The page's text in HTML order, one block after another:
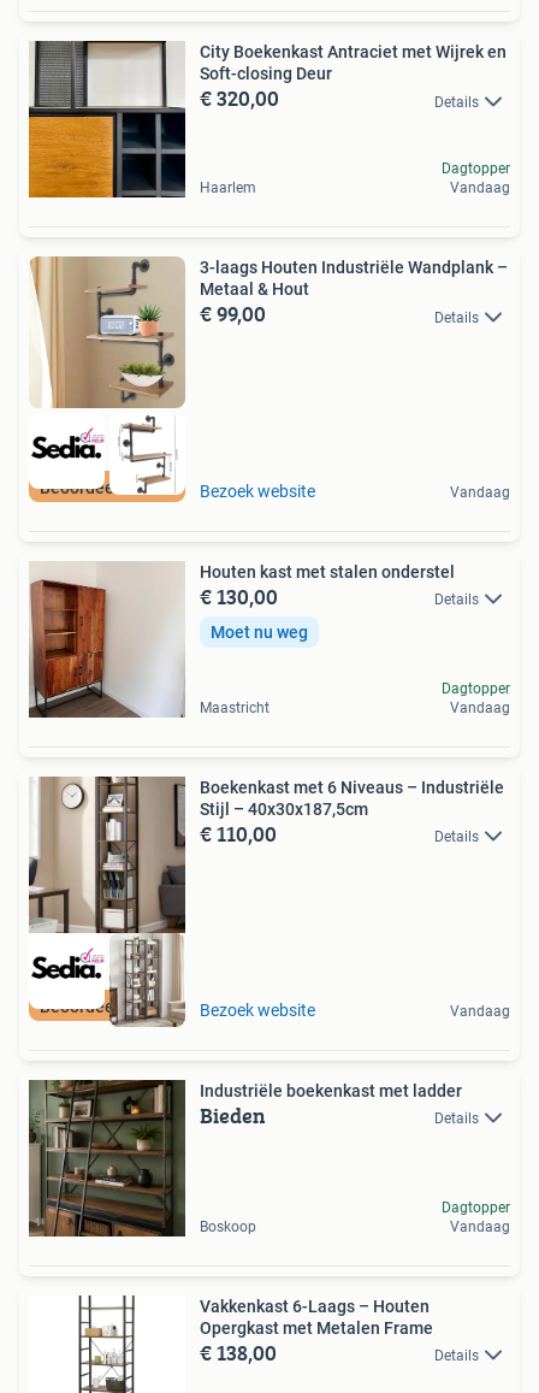
City Boekenkast Antraciet met Wijrek en
Soft-closing Deur
€ 320,00 Details
Haarlem
Dagtopper
Vandaag
Beoordeeld met 9+
3-laags Houten Industriële Wandplank –
Metaal & Hout
€ 99,00 Details
Bezoek website Vandaag
Houten kast met stalen onderstel
€ 130,00 Details
Moet nu weg
Maastricht
Dagtopper
Vandaag
Beoordeeld met 9+
Boekenkast met 6 Niveaus – Industriële
Stijl – 40x30x187,5cm
€ 110,00 Details
Bezoek website Vandaag
Industriële boekenkast met ladder
Bieden Details
Boskoop
Dagtopper
Vandaag
Vakkenkast 6-Laags – Houten
Opergkast met Metalen Frame
€ 138,00 Details